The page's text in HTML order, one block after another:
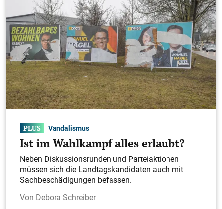
Vandalismus
Ist im Wahlkampf alles erlaubt?
Neben Diskussionsrunden und Parteiaktionen
müssen sich die Landtagskandidaten auch mit
Sachbeschädigungen befassen.
Debora Schreiber